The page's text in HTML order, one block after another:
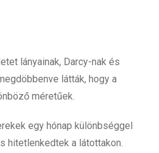
lányainak, Darcy-nak és
látták, hogy a
méretűek.
egy hónap különbséggel
hitetlenkedtek a látottakon.